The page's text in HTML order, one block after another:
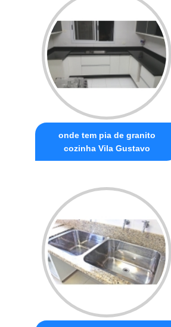
onde tem pia de granito
cozinha Vila Gustavo